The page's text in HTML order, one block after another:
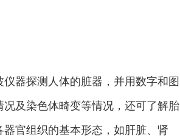
器探测人体的脏器，并用数字和图
及染色体畸变等情况，还可了解胎
官组织的基本形态，如肝脏、肾